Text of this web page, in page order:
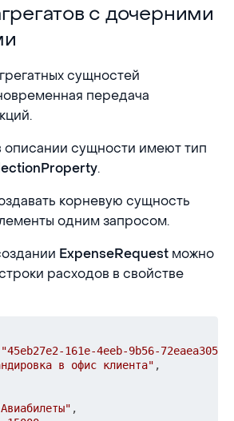
с дочерними коллекциями
с дочерними
сущностей
передача
описании сущности имеют тип
.
корневую сущность
одним запросом.
ExpenseRequest можно
расходов в свойстве
"45eb27e2-161e-4eeb-9b56-
в офис клиента" ,
,